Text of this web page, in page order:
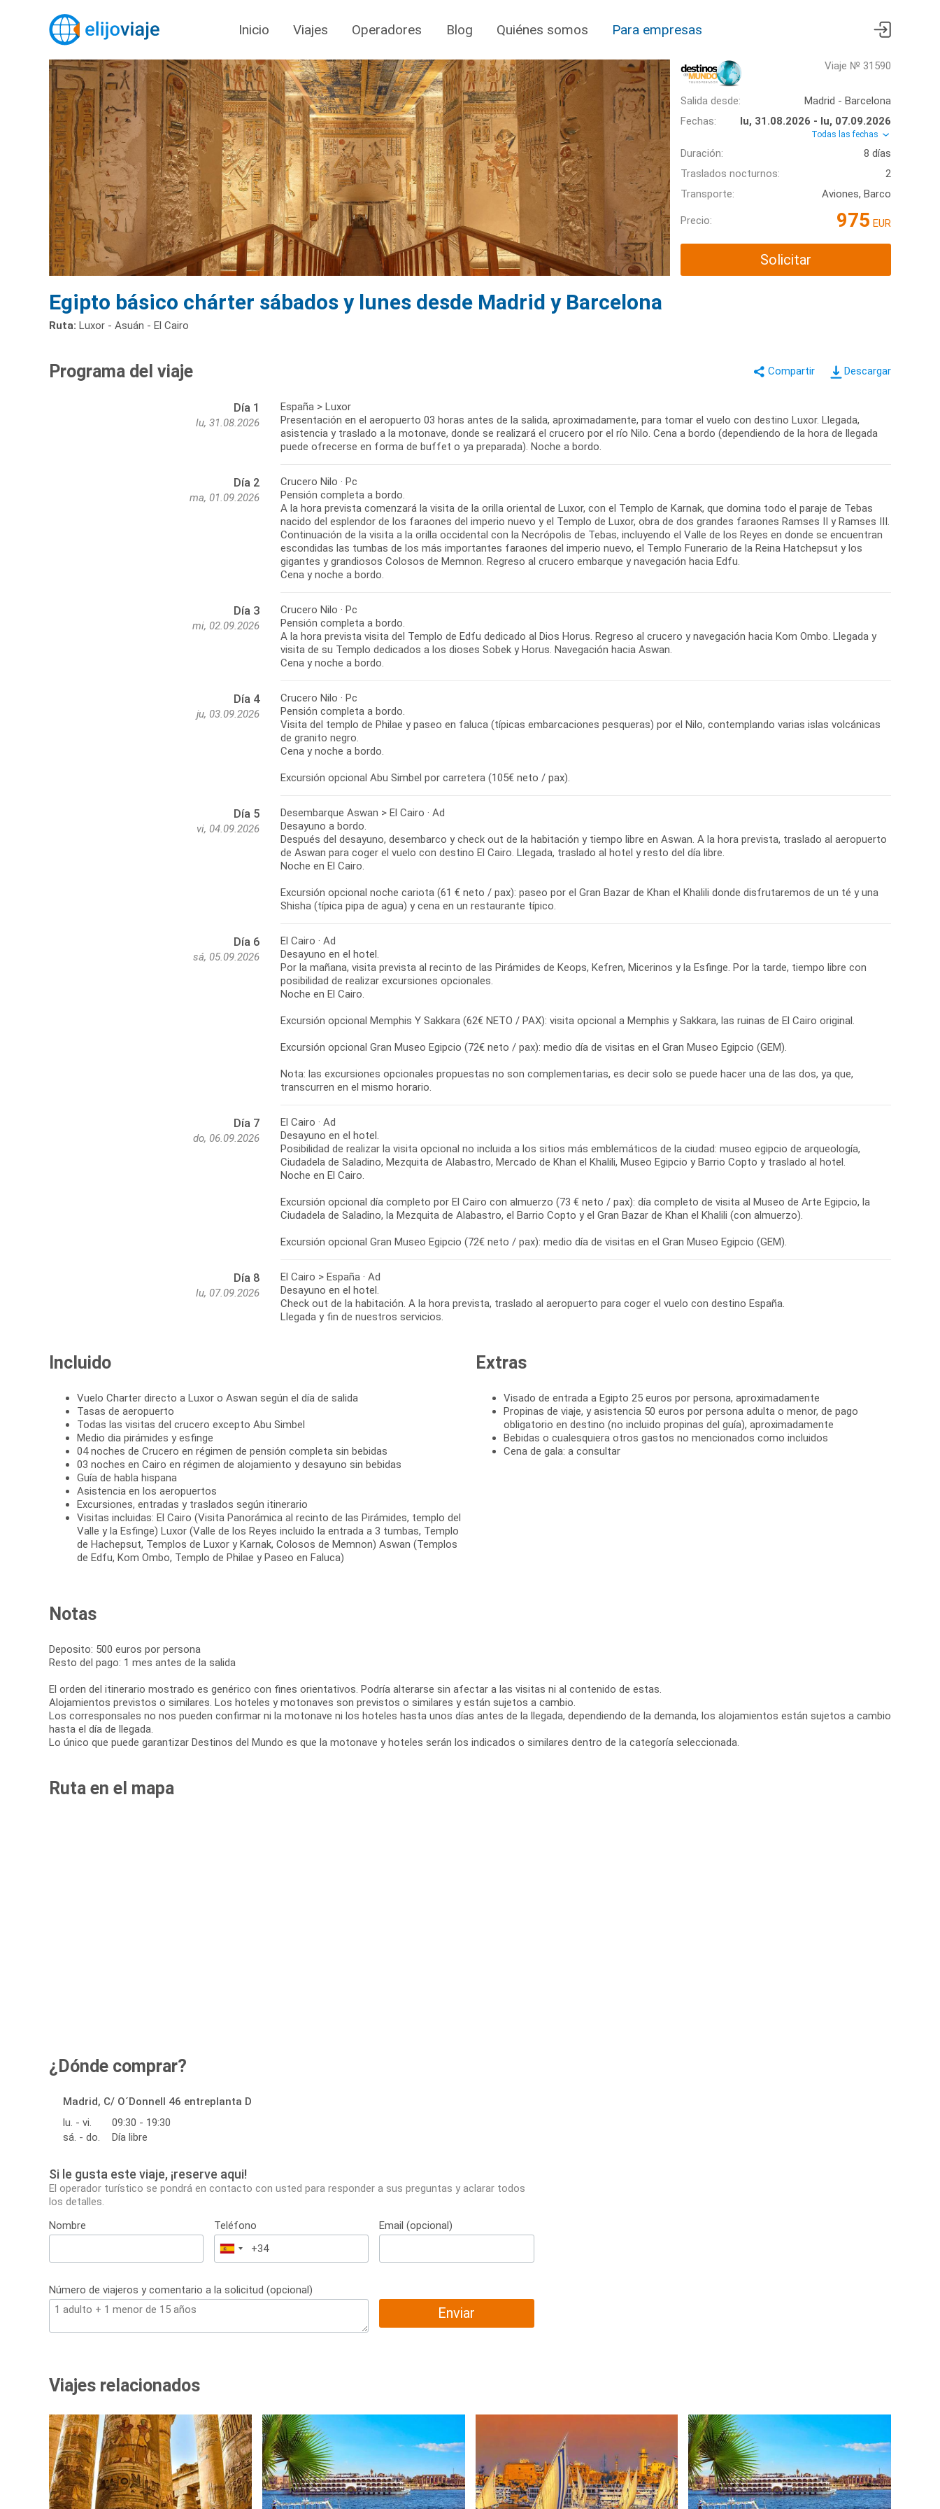
Inicio Viajes Operadores Blog Quiénes somos Para empresas
Viaje № 31590
Salida desde:
Madrid - Barcelona
Fechas:
lu, 31.08.2026 - lu, 07.09.2026
Todas las fechas
Duración:
8 días
Traslados nocturnos:
2
Transporte:
Aviones, Barco
Precio: 975 EUR
Solicitar
Egipto básico chárter sábados y lunes desde Madrid y Barcelona
Ruta: Luxor - Asuán - El Cairo
Descargar
Programa del viaje
Día 1
lu, 31.08.2026
España > Luxor
Presentación en el aeropuerto 03 horas antes de la salida, aproximadamente, para tomar el vuelo con destino Luxor. Llegada,
asistencia y traslado a la motonave, donde se realizará el crucero por el río Nilo. Cena a bordo (dependiendo de la hora de llegada
puede ofrecerse en forma de buffet o ya preparada). Noche a bordo.
Día 2
ma, 01.09.2026
Crucero Nilo · Pc
Pensión completa a bordo.
A la hora prevista comenzará la visita de la orilla oriental de Luxor, con el Templo de Karnak, que domina todo el paraje de Tebas
nacido del esplendor de los faraones del imperio nuevo y el Templo de Luxor, obra de dos grandes faraones Ramses II y Ramses III.
Continuación de la visita a la orilla occidental con la Necrópolis de Tebas, incluyendo el Valle de los Reyes en donde se encuentran
escondidas las tumbas de los más importantes faraones del imperio nuevo, el Templo Funerario de la Reina Hatchepsut y los
gigantes y grandiosos Colosos de Memnon. Regreso al crucero embarque y navegación hacia Edfu.
Cena y noche a bordo.
Día 3
mi, 02.09.2026
Crucero Nilo · Pc
Pensión completa a bordo.
A la hora prevista visita del Templo de Edfu dedicado al Dios Horus. Regreso al crucero y navegación hacia Kom Ombo. Llegada y
visita de su Templo dedicados a los dioses Sobek y Horus. Navegación hacia Aswan.
Cena y noche a bordo.
Día 4
ju, 03.09.2026
Crucero Nilo · Pc
Pensión completa a bordo.
Visita del templo de Philae y paseo en faluca (típicas embarcaciones pesqueras) por el Nilo, contemplando varias islas volcánicas
de granito negro.
Cena y noche a bordo.
Excursión opcional Abu Simbel por carretera (105€ neto / pax).
Día 5
vi, 04.09.2026
Desembarque Aswan > El Cairo · Ad
Desayuno a bordo.
Después del desayuno, desembarco y check out de la habitación y tiempo libre en Aswan. A la hora prevista, traslado al aeropuerto
de Aswan para coger el vuelo con destino El Cairo. Llegada, traslado al hotel y resto del día libre.
Noche en El Cairo.
Excursión opcional noche cariota (61 € neto / pax): paseo por el Gran Bazar de Khan el Khalili donde disfrutaremos de un té y una
Shisha (típica pipa de agua) y cena en un restaurante típico.
Día 6
sá, 05.09.2026
El Cairo · Ad
Desayuno en el hotel.
Por la mañana, visita prevista al recinto de las Pirámides de Keops, Kefren, Micerinos y la Esfinge. Por la tarde, tiempo libre con
posibilidad de realizar excursiones opcionales.
Noche en El Cairo.
Excursión opcional Memphis Y Sakkara (62€ NETO / PAX): visita opcional a Memphis y Sakkara, las ruinas de El Cairo original.
Excursión opcional Gran Museo Egipcio (72€ neto / pax): medio día de visitas en el Gran Museo Egipcio (GEM).
Nota: las excursiones opcionales propuestas no son complementarias, es decir solo se puede hacer una de las dos, ya que,
transcurren en el mismo horario.
Día 7
do, 06.09.2026
El Cairo · Ad
Desayuno en el hotel.
Posibilidad de realizar la visita opcional no incluida a los sitios más emblemáticos de la ciudad: museo egipcio de arqueología,
Ciudadela de Saladino, Mezquita de Alabastro, Mercado de Khan el Khalili, Museo Egipcio y Barrio Copto y traslado al hotel.
Noche en El Cairo.
Excursión opcional día completo por El Cairo con almuerzo (73 € neto / pax): día completo de visita al Museo de Arte Egipcio, la
Ciudadela de Saladino, la Mezquita de Alabastro, el Barrio Copto y el Gran Bazar de Khan el Khalili (con almuerzo).
Excursión opcional Gran Museo Egipcio (72€ neto / pax): medio día de visitas en el Gran Museo Egipcio (GEM).
Día 8
lu, 07.09.2026
El Cairo > España · Ad
Desayuno en el hotel.
Check out de la habitación. A la hora prevista, traslado al aeropuerto para coger el vuelo con destino España.
Llegada y fin de nuestros servicios.
Incluido
Vuelo Charter directo a Luxor o Aswan según el día de salida
Tasas de aeropuerto
Todas las visitas del crucero excepto Abu Simbel
Medio dia pirámides y esfinge
04 noches de Crucero en régimen de pensión completa sin bebidas
03 noches en Cairo en régimen de alojamiento y desayuno sin bebidas
Guía de habla hispana
Asistencia en los aeropuertos
Excursiones, entradas y traslados según itinerario
Visitas incluidas: El Cairo (Visita Panorámica al recinto de las Pirámides, templo del
Valle y la Esfinge) Luxor (Valle de los Reyes incluido la entrada a 3 tumbas, Templo
de Hachepsut, Templos de Luxor y Karnak, Colosos de Memnon) Aswan (Templos
de Edfu, Kom Ombo, Templo de Philae y Paseo en Faluca)
Extras
Visado de entrada a Egipto 25 euros por persona, aproximadamente
Propinas de viaje, y asistencia 50 euros por persona adulta o menor, de pago
obligatorio en destino (no incluido propinas del guía), aproximadamente
Bebidas o cualesquiera otros gastos no mencionados como incluidos
Cena de gala: a consultar
Notas
Deposito: 500 euros por persona
Resto del pago: 1 mes antes de la salida
El orden del itinerario mostrado es genérico con fines orientativos. Podría alterarse sin afectar a las visitas ni al contenido de estas.
Alojamientos previstos o similares. Los hoteles y motonaves son previstos o similares y están sujetos a cambio.
Los corresponsales no nos pueden confirmar ni la motonave ni los hoteles hasta unos días antes de la llegada, dependiendo de la demanda, los alojamientos están sujetos a cambio
hasta el día de llegada.
Lo único que puede garantizar Destinos del Mundo es que la motonave y hoteles serán los indicados o similares dentro de la categoría seleccionada.
Ruta en el mapa
¿Dónde comprar?
Madrid, C/ O´Donnell 46 entreplanta D
lu. - vi.
09:30 - 19:30
sá. - do.
Día libre
Si le gusta este viaje, ¡reserve aqui!
El operador turístico se pondrá en contacto con usted para responder a sus preguntas y aclarar todos
los detalles.
Nombre
Teléfono
España
+34
Email (opcional)
Número de viajeros y comentario a la solicitud (opcional)
Enviar
Viajes relacionados